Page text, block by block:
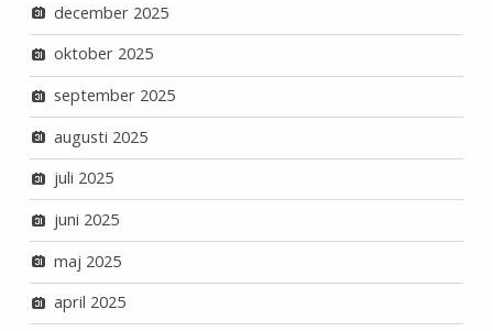
december 2025
oktober 2025
september 2025
augusti 2025
juli 2025
juni 2025
maj 2025
april 2025